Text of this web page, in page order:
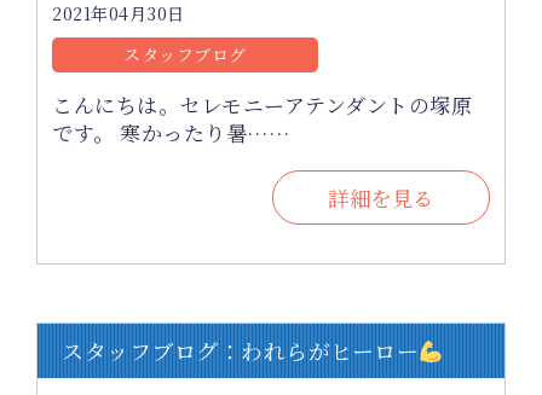
2021年04月30日
スタッフブログ
こんにちは。セレモニーアテンダントの塚原
です。 寒かったり暑……
詳細を見る
スタッフブログ：われらがヒーロー